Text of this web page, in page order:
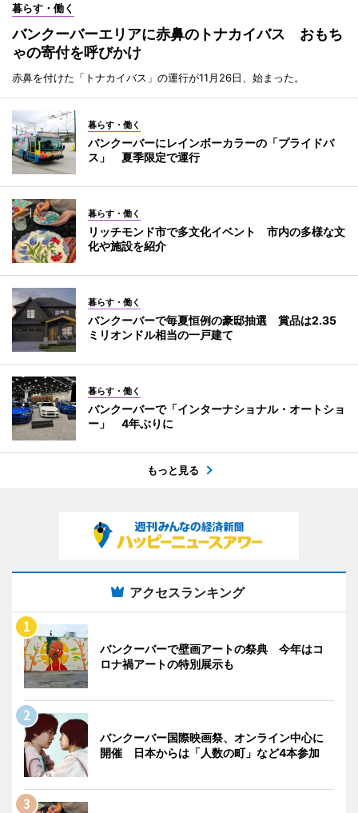
暮らす・働く
バンクーバーエリアに赤鼻のトナカイバス おもち
ゃの寄付を呼びかけ
赤鼻を付けた「トナカイバス」の運行が11月26日、始まった。
暮らす・働く
バンクーバーにレインボーカラーの「プライドバ
ス」 夏季限定で運行
暮らす・働く
リッチモンド市で多文化イベント 市内の多様な文
化や施設を紹介
暮らす・働く
バンクーバーで毎夏恒例の豪邸抽選 賞品は2.35
ミリオンドル相当の一戸建て
暮らす・働く
バンクーバーで「インターナショナル・オートショ
ー」 4年ぶりに
もっと見る
アクセスランキング
バンクーバーで壁画アートの祭典 今年はコ
ロナ禍アートの特別展示も
バンクーバー国際映画祭、オンライン中心に
開催 日本からは「人数の町」など4本参加